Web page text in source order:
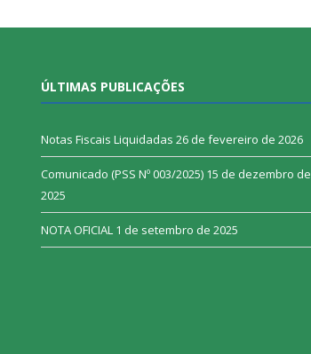
ÚLTIMAS PUBLICAÇÕES
Notas Fiscais Liquidadas 26 de fevereiro de 2026
Comunicado (PSS Nº 003/2025) 15 de dezembro de
2025
NOTA OFICIAL 1 de setembro de 2025